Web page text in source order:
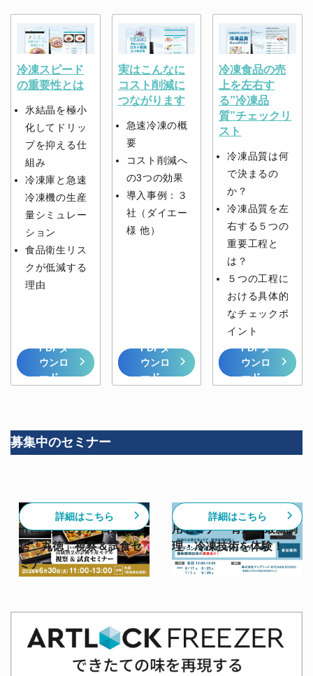
冷凍スピード
の重要性とは
氷結晶を極小
化してドリッ
プを抑える仕
組み
冷凍庫と急速
冷凍機の生産
量シミュレー
ション
食品衛生リス
クが低減する
理由
PDFダ
ウンロ
ード
実はこんなに
コスト削減に
つながります
急速冷凍の概
要
コスト削減へ
の3つの効果
導入事例：３
社（ダイエー
様 他）
PDFダ
ウンロ
ード
冷凍食品の売
上を左右す
る”冷凍品
質”チェックリ
スト
冷凍品質は何
で決まるの
か？
冷凍品質を左
右する５つの
重要工程と
は？
５つの工程に
おける具体的
なチェックポ
イント
PDFダ
ウンロ
ード
募集中のセミナー
【6/30開催】高級割烹の
計画生産モデル 日本料理
店「丸徳」視察＆試食セ
ミナー
詳細はこちら
【スチコン✕急速冷凍活
用セミナー 青森】最新調
理・冷凍技術を体験！
詳細はこちら